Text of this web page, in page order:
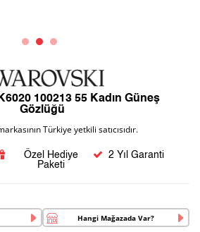
100213 55 Kadın Güneş
Gözlüğü
Türkiye yetkili satıcısıdır.
Özel Hediye
Paketi
2 Yıl Garanti
Hangi Mağazada Var?